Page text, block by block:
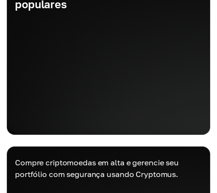
populares
Compre criptomoedas em alta e gerencie seu
portfólio com segurança usando Cryptomus.